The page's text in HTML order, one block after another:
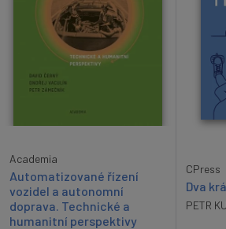
Academia
Automatizované řízení
vozidel a autonomní
doprava. Technické a
humanitní perspektivy
CPress
Dva
PETR